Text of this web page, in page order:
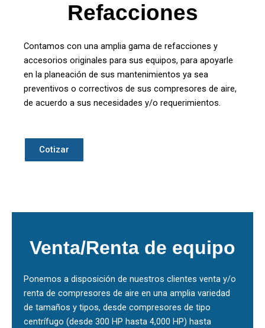
Refacciones
Contamos con una amplia gama de refacciones y
accesorios originales para sus equipos, para apoyarle
en la planeación de sus mantenimientos ya sea
preventivos o correctivos de sus compresores de aire,
de acuerdo a sus necesidades y/o requerimientos.
Cotizar
Venta/Renta de equipo
Ponemos a disposición de nuestros clientes venta y/o
renta de compresores de aire en una amplia variedad
de tamaños y tipos, desde compresores de tipo
centrífugo (desde 300 HP hasta 4,000 HP) hasta